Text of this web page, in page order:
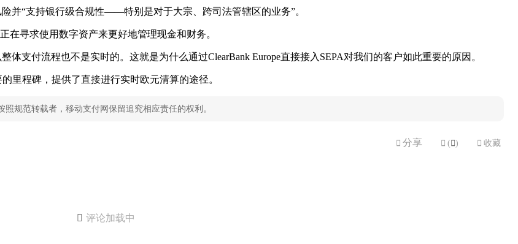
并“支持银行级合规性——特别是对于大宗、跨司法管辖区的业务”。
在寻求使用数字资产来更好地管理现金和财务。
支付流程也不是实时的。这就是为什么通过ClearBank Europe直接接入SEPA对我们的客户如此重要的原因。
的里程碑，提供了直接进行实时欧元清算的途径。
规范转载者，移动支付网保留追究相应责任的权利。
 分享  ( )  收藏
 评论加载中